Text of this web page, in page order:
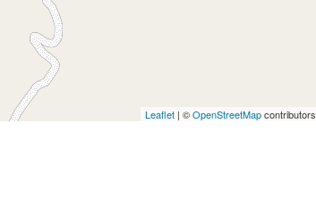
Leaflet | ©OpenStreetMapcontributors